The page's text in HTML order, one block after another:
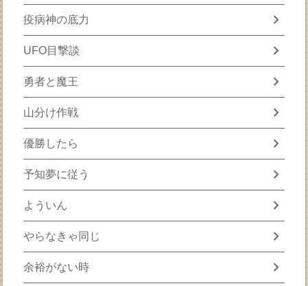
疫病神の底力 chevron_right
UFO目撃談 chevron_right
勇者と魔王 chevron_right
山分け作戦 chevron_right
優勝したら chevron_right
予知夢に従う chevron_right
よういん chevron_right
やらなきゃ同じ chevron_right
余裕がない時 chevron_right